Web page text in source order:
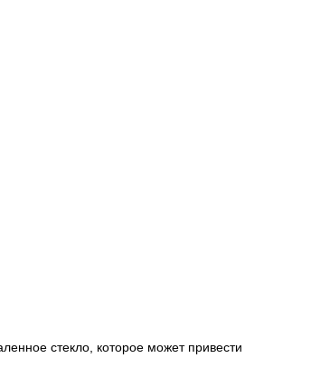
стекло, которое может привести